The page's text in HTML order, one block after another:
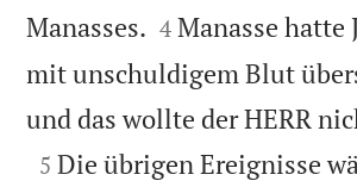
Manasses. 

4 Manasse hatte
mit unschuldigem Blut
und das wollte der HERR

5 Die übrigen Ereignisse